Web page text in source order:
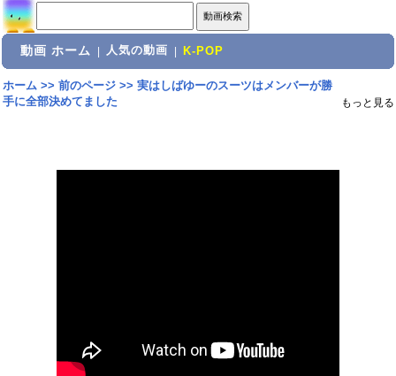
動画 ホーム 人気の動画 K-POP
ホーム>> 前のページ>> 実はしばゆーのスーツはメンバーが勝
手に全部決めてました
もっと見る